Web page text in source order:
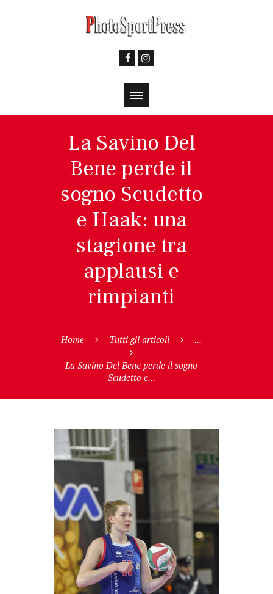
La Savino Del
Bene perde il
sogno Scudetto
e Haak: una
stagione tra
applausi e
rimpianti
Home Tutti gli articoli ...
La Savino Del Bene perde il sogno
Scudetto e...